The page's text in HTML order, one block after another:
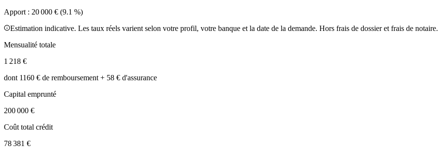
Apport : 20 000 € (9.1 %)
Estimation indicative. Les taux réels varient selon votre profil, votre banque et la date de la demande. Hors frais de dossier et frais de notaire.
Mensualité totale
1 218 €
dont 1160 € de remboursement + 58 € d'assurance
Capital emprunté
200 000 €
Coût total crédit
78 381 €